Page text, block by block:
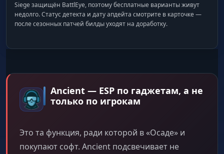
Siege защищён BattlEye, поэтому бесплатные варианты живут
недолго. Статус детекта и дату апдейта смотрите в карточке —
после сезонных патчей билды уходят на доработку.
Ancient — ESP по гаджетам, а не
только по игрокам
Это та функция, ради которой в «Осаде» и
покупают софт. Ancient подсвечивает не